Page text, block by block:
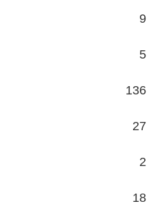
9
5
136
27
2
18